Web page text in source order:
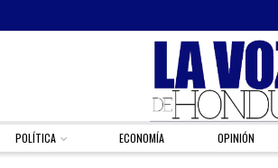
POLÍTICA ECONOMÍA OPINIÓN